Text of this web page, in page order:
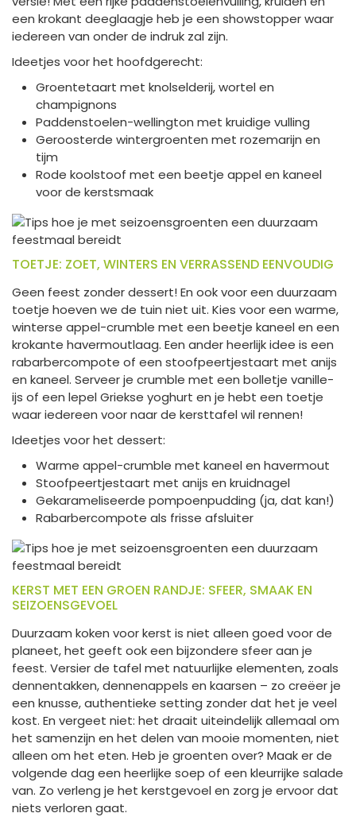
een krokant deeglaagje heb je een showstopper waar
iedereen van onder de indruk zal zijn.
Ideetjes voor het hoofdgerecht:
Groentetaart met knolselderij, wortel en
champignons
Paddenstoelen-wellington met kruidige vulling
Geroosterde wintergroenten met rozemarijn en
tijm
Rode koolstoof met een beetje appel en kaneel
voor de kerstsmaak
TOETJE: ZOET, WINTERS EN VERRASSEND EENVOUDIG
Geen feest zonder dessert! En ook voor een duurzaam
toetje hoeven we de tuin niet uit. Kies voor een warme,
winterse appel-crumble met een beetje kaneel en een
krokante havermoutlaag. Een ander heerlijk idee is een
rabarbercompote of een stoofpeertjestaart met anijs
en kaneel. Serveer je crumble met een bolletje vanille-
ijs of een lepel Griekse yoghurt en je hebt een toetje
waar iedereen voor naar de kersttafel wil rennen!
Ideetjes voor het dessert:
Warme appel-crumble met kaneel en havermout
Stoofpeertjestaart met anijs en kruidnagel
Gekarameliseerde pompoenpudding (ja, dat kan!)
Rabarbercompote als frisse afsluiter
KERST MET EEN GROEN RANDJE: SFEER, SMAAK EN
SEIZOENSGEVOEL
Duurzaam koken voor kerst is niet alleen goed voor de
planeet, het geeft ook een bijzondere sfeer aan je
feest. Versier de tafel met natuurlijke elementen, zoals
dennentakken, dennenappels en kaarsen – zo creëer je
een knusse, authentieke setting zonder dat het je veel
kost. En vergeet niet: het draait uiteindelijk allemaal om
het samenzijn en het delen van mooie momenten, niet
alleen om het eten. Heb je groenten over? Maak er de
volgende dag een heerlijke soep of een kleurrijke salade
van. Zo verleng je het kerstgevoel en zorg je ervoor dat
niets verloren gaat.